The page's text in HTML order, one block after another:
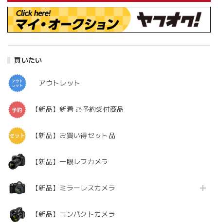
買いたい
アウトレット
【新品】新着 ご予約受付商品
【新品】お買い得セット品
【新品】一眼レフカメラ
【新品】ミラーレスカメラ
【新品】コンパクトカメラ